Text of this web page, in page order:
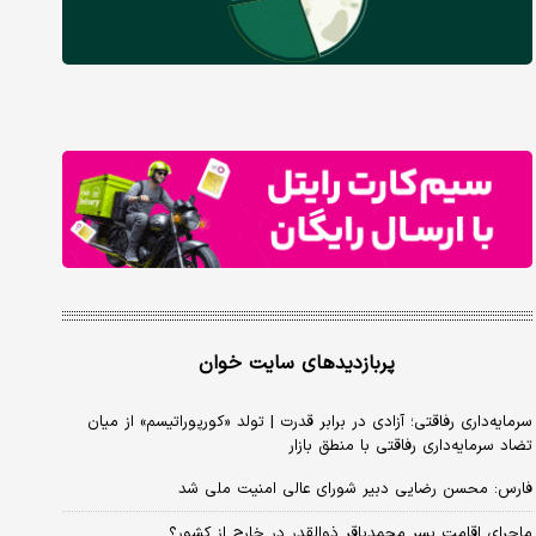
پربازدیدهای سایت خوان
سرمایه‌داری رفاقتی؛ آزادی در برابر قدرت | تولد «کورپوراتیسم» از میان
تضاد سرمایه‌داری رفاقتی با منطق بازار
فارس: محسن رضایی دبیر شورای عالی امنیت ملی شد